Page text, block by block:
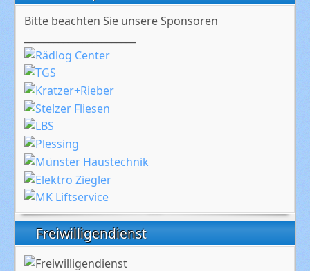
Bitte beachten Sie unsere Sponsoren
Freiwilligendienst